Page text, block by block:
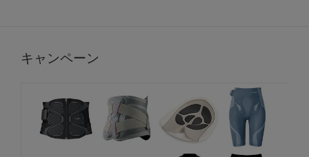
キャンペーン